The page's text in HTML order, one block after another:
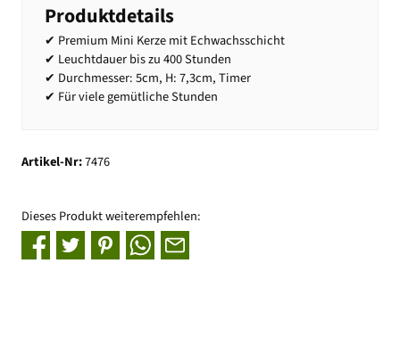
Produktdetails
✔ Premium Mini Kerze mit Echwachsschicht
✔ Leuchtdauer bis zu 400 Stunden
✔ Durchmesser: 5cm, H: 7,3cm, Timer
✔ Für viele gemütliche Stunden
Artikel-Nr:7476
Dieses Produkt weiterempfehlen: